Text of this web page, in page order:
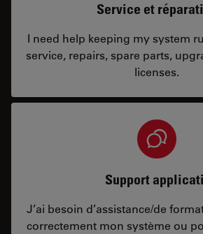
Service et
I need help keeping my system
service, repairs, spare parts,
licenses.
Support
J’ai besoin d’assistance/de
correctement mon système ou